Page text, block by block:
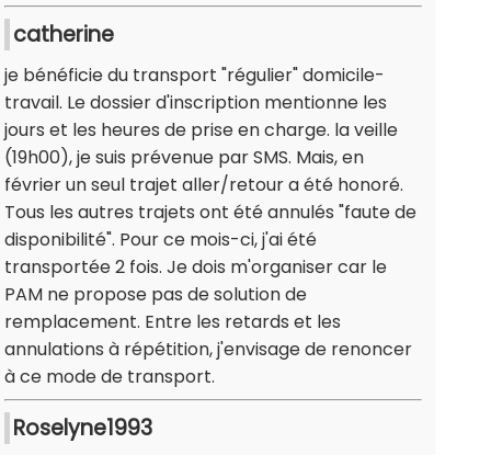
catherine
je bénéficie du transport "régulier" domicile-
travail. Le dossier d'inscription mentionne les
jours et les heures de prise en charge. la veille
(19h00), je suis prévenue par SMS. Mais, en
février un seul trajet aller/retour a été honoré.
Tous les autres trajets ont été annulés "faute de
disponibilité". Pour ce mois-ci, j'ai été
transportée 2 fois. Je dois m'organiser car le
PAM ne propose pas de solution de
remplacement. Entre les retards et les
annulations à répétition, j'envisage de renoncer
à ce mode de transport.
Roselyne1993